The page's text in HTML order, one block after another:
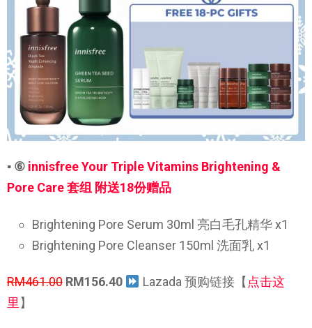
▪ ⑥ innisfree Your Triple Vitamins Brightening &
Pore Care 套组 附送18份赠品
Brightening Pore Serum 30ml 亮白毛孔精华 x1
Brightening Pore Cleanser 150ml 洗面乳 x1
RM461.00 RM156.40 Lazada 预购链接【 点击这
里 】